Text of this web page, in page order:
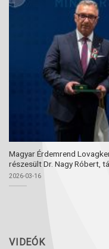
Magyar Érdemrend
részesült Dr. Nagy Róbert,
2026-03-16
VIDEÓK